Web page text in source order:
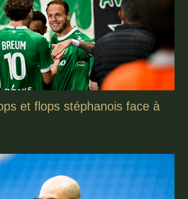
et flops stéphanois face à